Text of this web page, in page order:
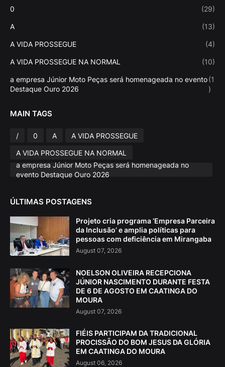
0 (29)
A (13)
A VIDA PROSSEGUE (4)
A VIDA PROSSEGUE NA NORMAL (10)
a empresa Júnior Moto Peças será homenageada no evento
Destaque Ouro 2026
(1
)
MAIN TAGS
/ 0 A
A VIDA PROSSEGUE
A VIDA PROSSEGUE NA NORMAL
a empresa Júnior Moto Peças será homenageada no
evento Destaque Ouro 2026
ÚLTIMAS POSTAGENS
Projeto cria programa ‘Empresa Parceira
da Inclusão’ e amplia políticas para
pessoas com deficiência em Mirangaba
August 07, 2026
NOELSON OLIVEIRA RECEPCIONA
JÚNIOR NASCIMENTO DURANTE FESTA
DE 6 DE AGOSTO EM CAATINGA DO
MOURA
August 07, 2026
FIÉIS PARTICIPAM DA TRADICIONAL
PROCISSÃO DO BOM JESUS DA GLÓRIA
EM CAATINGA DO MOURA
August 06, 2026